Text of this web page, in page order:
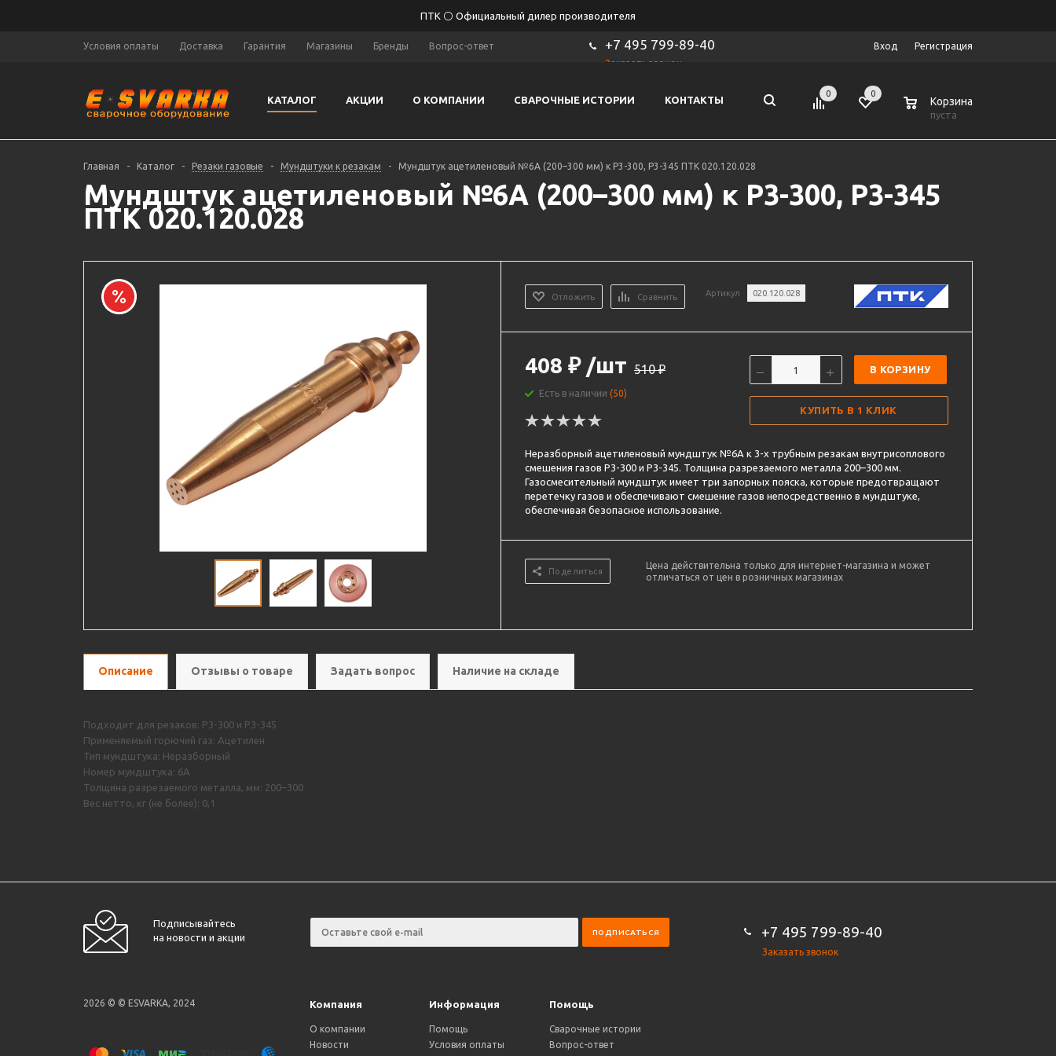
ПТК ⚪ Официальный дилер производителя
Условия оплаты Доставка Гарантия Магазины Бренды Вопрос-ответ +7 495 799-89-40
Заказать звонок
Вход Регистрация
КАТАЛОГ АКЦИИ О КОМПАНИИ СВАРОЧНЫЕ ИСТОРИИ КОНТАКТЫ
0 0
Корзина
пуста
Главная - Каталог - Резаки газовые - Мундштуки к резакам - Мундштук ацетиленовый №6А (200–300 мм) к Р3-300, Р3-345 ПТК 020.120.028
Мундштук ацетиленовый №6А (200–300 мм) к Р3-300, Р3-345
ПТК 020.120.028
Отложить Сравнить Артикул 020.120.028
408 ₽ /шт 510₽
Есть в наличии(50)
В КОРЗИНУ
КУПИТЬ В 1 КЛИК
Неразборный ацетиленовый мундштук №6А к 3-х трубным резакам внутрисоплового
смешения газов Р3-300 и Р3-345. Толщина разрезаемого металла 200–300 мм.
Газосмесительный мундштук имеет три запорных пояска, которые предотвращают
перетечку газов и обеспечивают смешение газов непосредственно в мундштуке,
обеспечивая безопасное использование.
Поделиться
Цена действительна только для интернет-магазина и может
отличаться от цен в розничных магазинах
Описание Отзывы о товаре Задать вопрос Наличие на складе
Подходит для резаков: Р3-300 и Р3-345
Применяемый горючий газ: Ацетилен
Тип мундштука: Неразборный
Номер мундштука: 6А
Толщина разрезаемого металла, мм: 200–300
Вес нетто, кг (не более): 0,1
Подписывайтесь
на новости и акции
+7 495 799-89-40
Заказать звонок
2026 © © ESVARKA, 2024 Компания Информация Помощь
О компании
Новости
Помощь
Условия оплаты
Сварочные истории
Вопрос-ответ